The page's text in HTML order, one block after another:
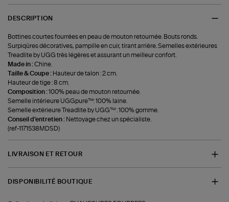
DESCRIPTION
Bottines courtes fourrées en peau de mouton retournée. Bouts ronds.
Surpiqûres décoratives, pampille en cuir, tirant arrière. Semelles extérieures
Treadlite by UGG très légères et assurant un meilleur confort.
Made in :Chine.
Taille & Coupe : Hauteur de talon : 2 cm.
Hauteur de tige : 8 cm.
Composition :100% peau de mouton retournée.
Semelle intérieure UGGpure™: 100% laine.
Semelle extérieure Treadlite by UGG™ : 100% gomme.
Conseil d'entretien : Nettoyage chez un spécialiste.
(ref-1171538MDSD)
LIVRAISON ET RETOUR
DISPONIBILITÉ BOUTIQUE